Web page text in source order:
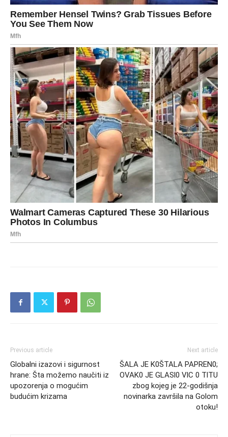
Previous article
Globalni izazovi i sigurnost
hrane: Šta možemo naučiti iz
upozorenja o mogućim
budućim krizama
Next article
ŠALA JE K0ŠTALA PAPREN0;
OVAK0 JE GLASl0 VlC 0 TlTU
zbog kojeg je 22-godišnja
novinarka završila na Golom
otoku!